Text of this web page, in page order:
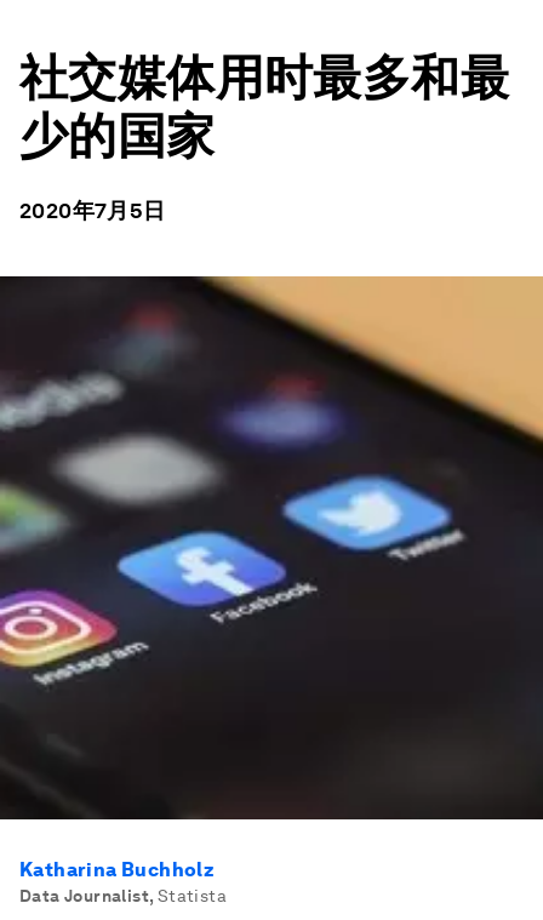
社交媒体用时最多和最
少的国家
2020年7月5日
Katharina Buchholz
Data Journalist, Statista